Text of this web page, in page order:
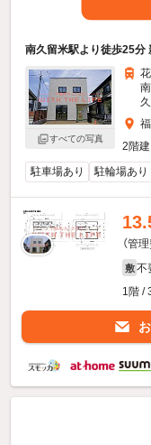
南久留米駅より徒歩25分
すべての写真
2階
駐車場あり
駐輪場あり
（管
敷 不
1階 /